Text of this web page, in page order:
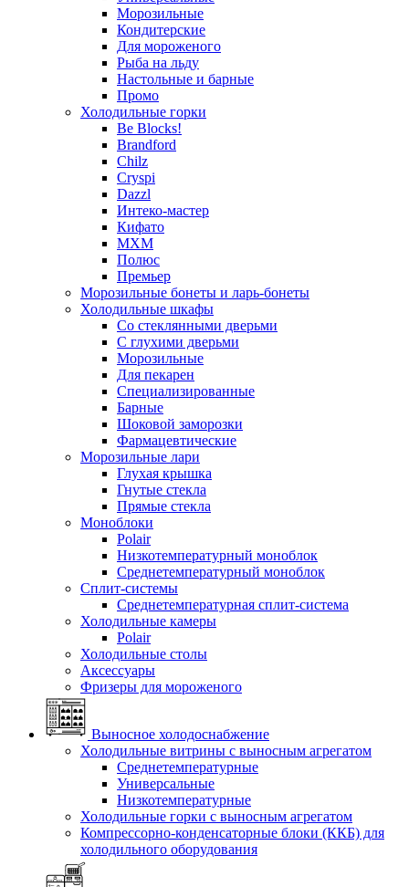
Морозильные
Кондитерские
Для мороженого
Рыба на льду
Настольные и барные
Промо
Холодильные горки
Be Blocks!
Brandford
Chilz
Cryspi
Dazzl
Интеко-мастер
Кифато
МХМ
Полюс
Премьер
Морозильные бонеты и ларь-бонеты
Холодильные шкафы
Со стеклянными дверьми
С глухими дверьми
Морозильные
Для пекарен
Специализированные
Барные
Шоковой заморозки
Фармацевтические
Морозильные лари
Глухая крышка
Гнутые стекла
Прямые стекла
Моноблоки
Polair
Низкотемпературный моноблок
Среднетемпературный моноблок
Сплит-системы
Среднетемпературная сплит-система
Холодильные камеры
Polair
Холодильные столы
Аксессуары
Фризеры для мороженого
Выносное холодоснабжение
Холодильные витрины с выносным агрегатом
Среднетемпературные
Универсальные
Низкотемпературные
Холодильные горки с выносным агрегатом
Компрессорно-конденсаторные блоки (ККБ) для
холодильного оборудования